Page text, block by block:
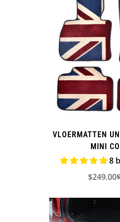
VLOERMATTEN
MINI
8
$249.00